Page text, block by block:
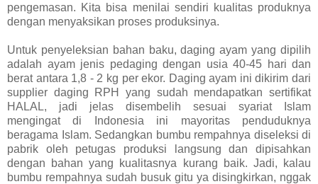
pengemasan. Kita bisa menilai sendiri kualitas produknya
dengan menyaksikan proses produksinya.
Untuk penyeleksian bahan baku, daging ayam yang dipilih
adalah ayam jenis pedaging dengan usia 40-45 hari dan
berat antara 1,8 - 2 kg per ekor. Daging ayam ini dikirim dari
supplier daging RPH yang sudah mendapatkan sertifikat
HALAL, jadi jelas disembelih sesuai syariat Islam
mengingat di Indonesia ini mayoritas penduduknya
beragama Islam. Sedangkan bumbu rempahnya diseleksi di
pabrik oleh petugas produksi langsung dan dipisahkan
dengan bahan yang kualitasnya kurang baik. Jadi, kalau
bumbu rempahnya sudah busuk gitu ya disingkirkan, nggak